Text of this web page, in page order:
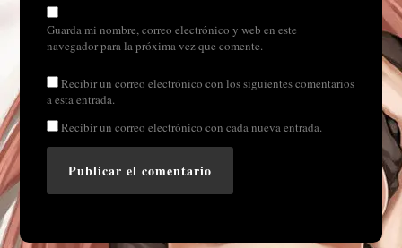
Guarda mi nombre, correo electrónico y web en este
navegador para la próxima vez que comente.
Recibir un correo electrónico con los siguientes comentarios
a esta entrada.
Recibir un correo electrónico con cada nueva entrada.